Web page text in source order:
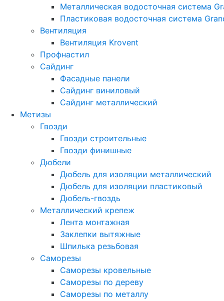
Металлическая водосточная система
Пластиковая водосточная система
Вентиляция
Вентиляция Krovent
Профнастил
Сайдинг
Фасадные панели
Сайдинг виниловый
Сайдинг металлический
Метизы
Гвозди
Гвозди строительные
Гвозди финишные
Дюбели
Дюбель для изоляции металлический
Дюбель для изоляции пластиковый
Дюбель-гвоздь
Металлический крепеж
Лента монтажная
Заклепки вытяжные
Шпилька резьбовая
Саморезы
Саморезы кровельные
Саморезы по дереву
Саморезы по металлу